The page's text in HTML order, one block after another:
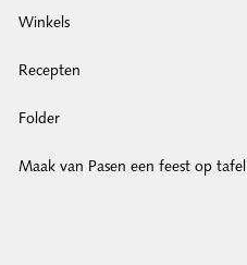
Winkels
Recepten
Folder
Maak van Pasen een feest op tafel